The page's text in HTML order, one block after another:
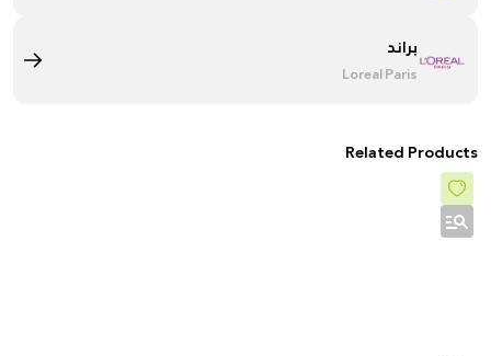
براند
Loreal Paris
Related Products